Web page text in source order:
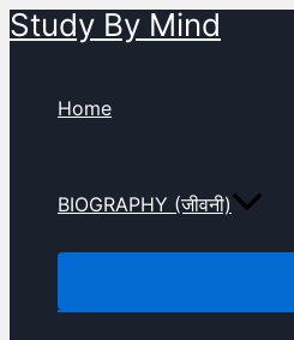
Skip
Study By Mind
Home
BIOGRAPHY (जीवनी)